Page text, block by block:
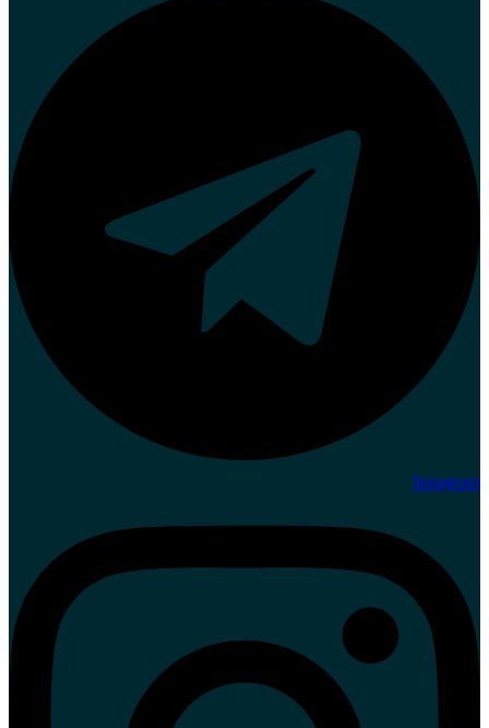
Instagram